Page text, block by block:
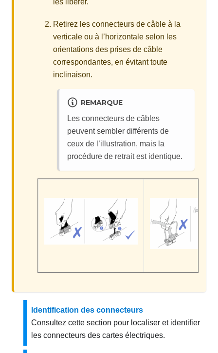
les libérer.
Retirez les connecteurs de câble à la
verticale ou à l’horizontale selon les
orientations des prises de câble
correspondantes, en évitant toute
inclinaison.
REMARQUE
Les connecteurs de câbles
peuvent sembler différents de
ceux de l’illustration, mais la
procédure de retrait est identique.
Identification des connecteurs
Consultez cette section pour localiser et identifier
les connecteurs des cartes électriques.